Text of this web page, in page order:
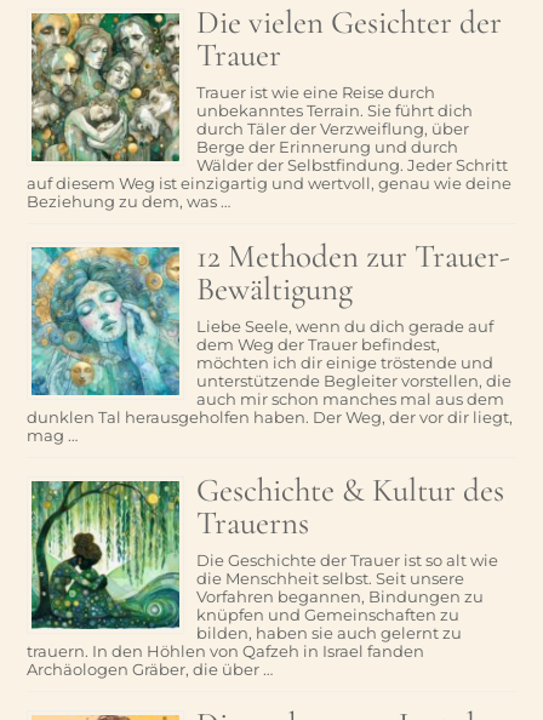
Die vielen Gesichter der
Trauer
Trauer ist wie eine Reise durch
unbekanntes Terrain. Sie führt dich
durch Täler der Verzweiflung, über
Berge der Erinnerung und durch
Wälder der Selbstfindung. Jeder Schritt
auf diesem Weg ist einzigartig und wertvoll, genau wie deine
Beziehung zu dem, was …
12 Methoden zur Trauer-
Bewältigung
Liebe Seele, wenn du dich gerade auf
dem Weg der Trauer befindest,
möchten ich dir einige tröstende und
unterstützende Begleiter vorstellen, die
auch mir schon manches mal aus dem
dunklen Tal herausgeholfen haben. Der Weg, der vor dir liegt,
mag …
Geschichte & Kultur des
Trauerns
Die Geschichte der Trauer ist so alt wie
die Menschheit selbst. Seit unsere
Vorfahren begannen, Bindungen zu
knüpfen und Gemeinschaften zu
bilden, haben sie auch gelernt zu
trauern. In den Höhlen von Qafzeh in Israel fanden
Archäologen Gräber, die über …